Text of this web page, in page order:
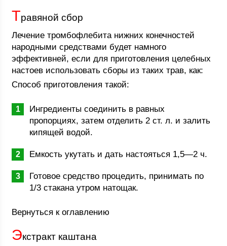
Травяной сбор
Лечение тромбофлебита нижних конечностей
народными средствами будет намного
эффективней, если для приготовления целебных
настоев использовать сборы из таких трав, как:
Способ приготовления такой:
Ингредиенты соединить в равных
пропорциях, затем отделить 2 ст. л. и залить
кипящей водой.
Емкость укутать и дать настояться 1,5—2 ч.
Готовое средство процедить, принимать по
1/3 стакана утром натощак.
Вернуться к оглавлению
Экстракт каштана